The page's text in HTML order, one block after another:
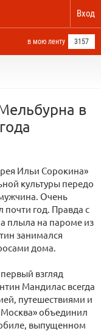
Вход
в мою ленту 3157
в
Ильи Сорокина»
культуры передо
Очень
почти год. Правда с
плыла на пароме из
занимался
дома.
взгляд
Мандилас всегда
путешествиями и
объединил
выпущенном